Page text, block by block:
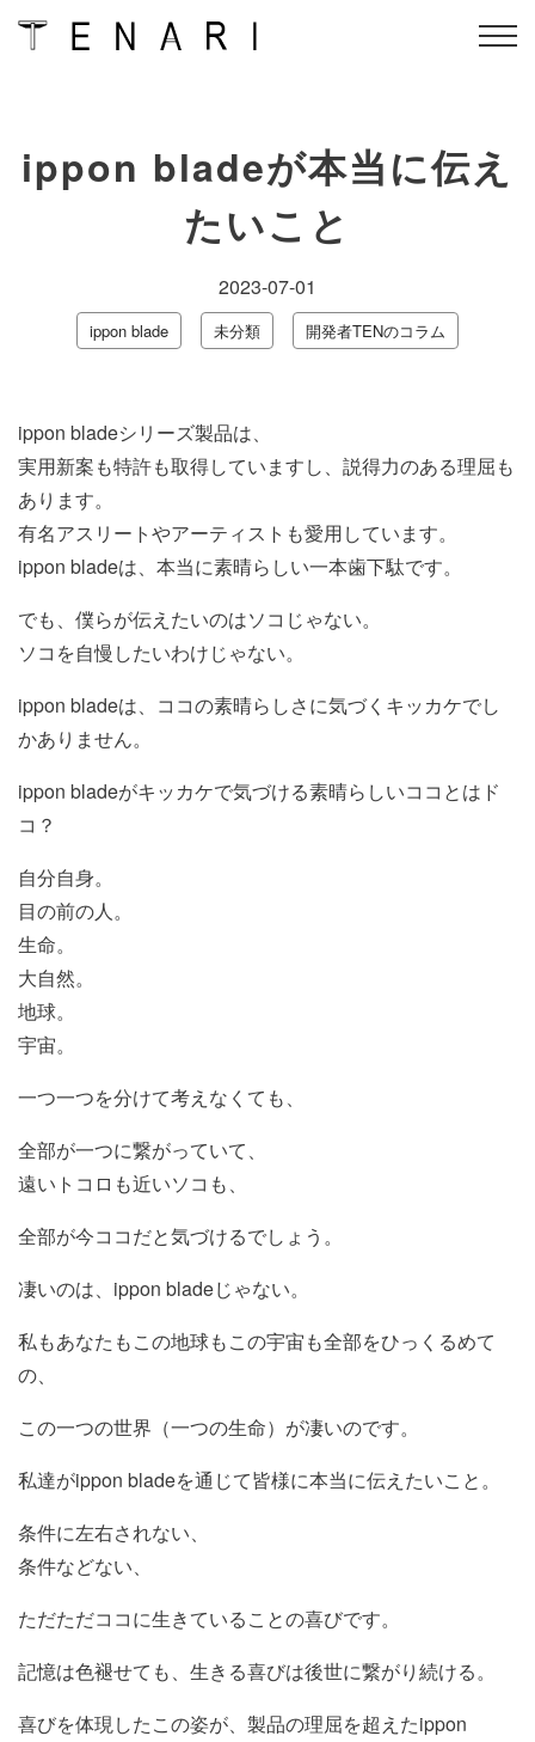
content
ippon blade公認指導者資
TENARIセルフケア
オンラインスクール
インストラクター オンラインショップ
会員ログイン
ippon bladeが本当に伝え
たいこと
2023-07-01
ippon blade 未分類 開発者TENのコラム
ippon bladeシリーズ製品は、
実用新案も特許も取得していますし、説得力のある理屈も
あります。
有名アスリートやアーティストも愛用しています。
ippon bladeは、本当に素晴らしい一本歯下駄です。
でも、僕らが伝えたいのはソコじゃない。
ソコを自慢したいわけじゃない。
ippon bladeは、ココの素晴らしさに気づくキッカケでし
かありません。
ippon bladeがキッカケで気づける素晴らしいココとはド
コ？
自分自身。
目の前の人。
生命。
大自然。
地球。
宇宙。
一つ一つを分けて考えなくても、
全部が一つに繋がっていて、
遠いトコロも近いソコも、
全部が今ココだと気づけるでしょう。
凄いのは、ippon bladeじゃない。
私もあなたもこの地球もこの宇宙も全部をひっくるめて
の、
この一つの世界（一つの生命）が凄いのです。
私達がippon bladeを通じて皆様に本当に伝えたいこと。
条件に左右されない、
条件などない、
ただただココに生きていることの喜びです。
記憶は色褪せても、生きる喜びは後世に繋がり続ける。
喜びを体現したこの姿が、製品の理屈を超えたippon